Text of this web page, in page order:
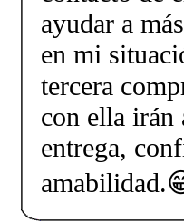
ayudar a
en mi
tercera
con ella irán
entrega,